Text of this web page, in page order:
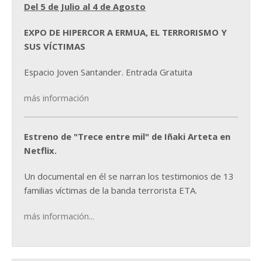
Del 5 de Julio al 4 de Agosto
EXPO DE HIPERCOR A ERMUA, EL TERRORISMO Y
SUS VÍCTIMAS
Espacio Joven Santander. Entrada Gratuita
más información
Estreno de "Trece entre mil" de Iñaki Arteta en
Netflix.
Un documental en él se narran los testimonios de 13
familias víctimas de la banda terrorista ETA.
más información...